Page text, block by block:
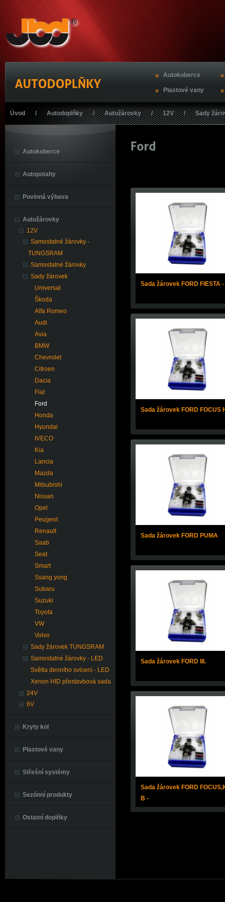
Autokoberce
Plastové vany
Úvod / Autodoplňky / Autožárovky / 12V / Sady
Autokoberce
Autopotahy
Povinná výbava
Autožárovky
12V
Samostatné žárovky -
TUNGSRAM
Samostatné žárovky
Sady žárovek
Universal
Škoda
Alfa Romeo
Audi
Avia
BMW
Chevrolet
Citroen
Dacia
Fiat
Ford
Honda
Hyundai
IVECO
Kia
Lancia
Mazda
Mitsubishi
Nissan
Opel
Peugeot
Renault
Saab
Seat
Smart
Ssang yong
Subaru
Suzuki
Toyota
VW
Volvo
Sady žárovek TUNGSRAM
Samostatné žárovky - LED
Světla denního svícení - LED
Xenon HID přestavbová sada
24V
6V
Kryty kol
Plastové vany
Střešní systémy
Sezónní produkty
Ostatní doplňky
Sada žárovek FORD FIESTA
Sada žárovek FORD FOCUS
Sada žárovek FORD PUMA
Sada žárovek FORD III.
Sada žárovek FORD
B -